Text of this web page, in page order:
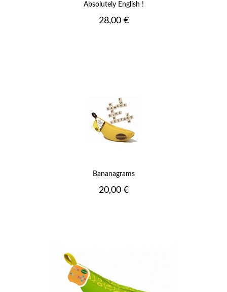
Absolutely English !
Prix
28,00 €
Bananagrams
Prix
20,00 €